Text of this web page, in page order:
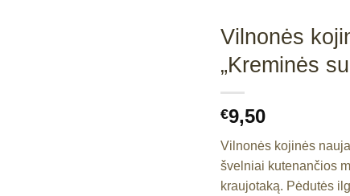
Vilnonės
„Kreminės
€9,50
Vilnonės kojinės
švelniai kutenančios
kraujotaką. Pėdutės